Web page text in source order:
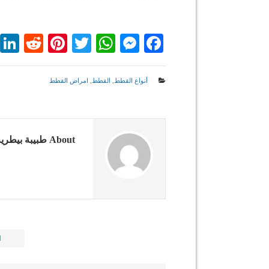
Facebook
Messenger
WhatsApp
Twitter
أنواع القطط القطط امراض القطط
About طبيبة بيطرية